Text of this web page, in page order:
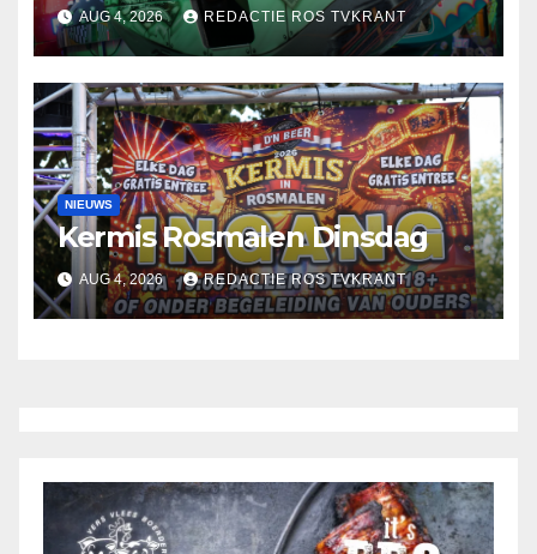
AUG 4, 2026 REDACTIE ROS TVKRANT
NIEUWS
Kermis Rosmalen Dinsdag
AUG 4, 2026 REDACTIE ROS TVKRANT